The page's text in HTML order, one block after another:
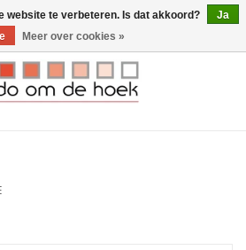
0 Artikelen - €0,00
website te verbeteren. Is dat akkoord?
Ja
Meer over cookies »